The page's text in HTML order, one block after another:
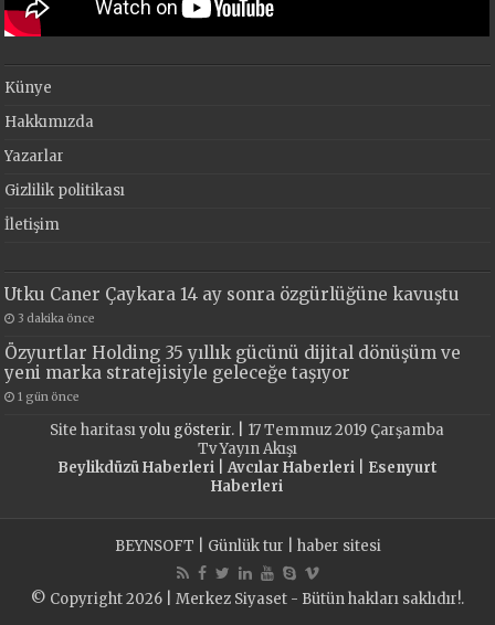
Künye
Hakkımızda
Yazarlar
Gizlilik politikası
İletişim
Utku Caner Çaykara 14 ay sonra özgürlüğüne kavuştu
3 dakika önce
Özyurtlar Holding 35 yıllık gücünü dijital dönüşüm ve
yeni marka stratejisiyle geleceğe taşıyor
1 gün önce
Site haritasıyolu gösterir. | 17 Temmuz 2019 Çarşamba
Tv Yayın Akışı
Beylikdüzü Haberleri| Avcılar Haberleri| Esenyurt
Haberleri
BEYNSOFT Günlük tur haber sitesi
© Copyright 2026 | Merkez Siyaset - Bütün hakları saklıdır!.